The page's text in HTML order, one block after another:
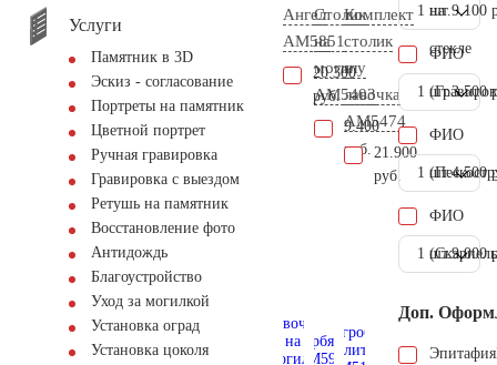
Услуги
Памятник в 3D
Эскиз - согласование
Портреты на памятник
Цветной портрет
Ручная гравировка
Гравировка с выездом
Ретушь на памятник
Восстановление фото
Антидождь
Благоустройство
Уход за могилкой
Установка оград
Установка цоколя
Ангел
AM5851
20.300
руб.
Столик
на
могилу
AM5403
9.400
руб.
Комплект
столик
и
лавочка
АМ5474
21.900
руб.
на
стекле
1 шт. 9.100
ФИО
1 шт.3.500
ФИО
1 шт.4.500
ФИО
1 шт.9.000
Доп.
Эпитафия